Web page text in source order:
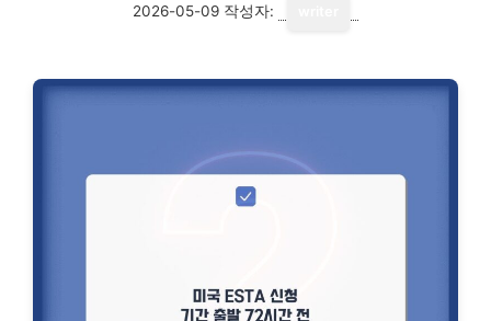
2026-05-09 작성자: